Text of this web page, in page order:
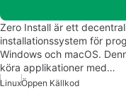
Zero Install är ett
installationssystem för
Windows och macOS.
köra applikationer med…
LinuxÖppen Källkod